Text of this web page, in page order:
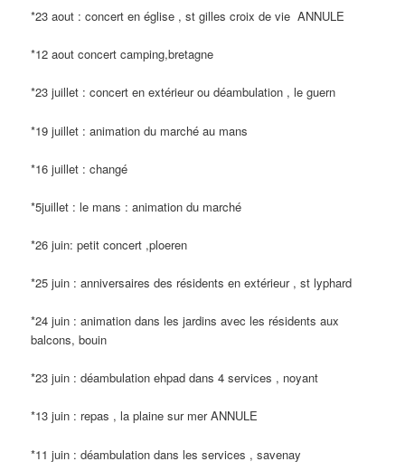
*23 aout : concert en église , st gilles croix de vie ANNULE
*12 aout concert camping,bretagne
*23 juillet : concert en extérieur ou déambulation , le guern
*19 juillet : animation du marché au mans
*16 juillet : changé
*5juillet : le mans : animation du marché
*26 juin: petit concert ,ploeren
*25 juin : anniversaires des résidents en extérieur , st lyphard
*24 juin : animation dans les jardins avec les résidents aux
balcons, bouin
*23 juin : déambulation ehpad dans 4 services , noyant
*13 juin : repas , la plaine sur mer ANNULE
*11 juin : déambulation dans les services , savenay